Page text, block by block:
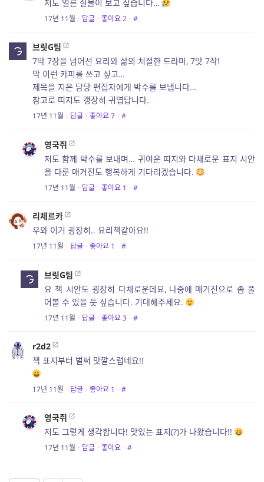
저도 얼른 실물이 보고 싶습니다…
17년 11월 · 답글 · 좋아요2 · #
브릿G팀
7막 7장을 넘어선 요리와 삶의 처절한 드라마, 7맛 7작!
막 이런 카피를 쓰고 싶고…
제목을 지은 담당 편집자에게 박수를 보냅니다…
참고로 띠지도 갱장히 귀엽답니다.
17년 11월 · 답글 · 좋아요7 · #
영국쥐
저도 함께 박수를 보내며… 귀여운 띠지와 다채로운 표지 시안
을 다룬 매거진도 행복하게 기다리겠습니다.
17년 11월 · 답글 · 좋아요 1 · #
리체르카
우와 이거 굉장히.. 요리책같아요!!
17년 11월 · 답글 · 좋아요 1 · #
브릿G팀
요 책 시안도 굉장히 다채로운데요, 나중에 매거진으로 좀 풀
어볼 수 있을 듯 싶습니다. 기대해주세요.
17년 11월 · 답글 · 좋아요3 · #
r2d2
책 표지부터 벌써 맛깔스럽네요!!
17년 11월 · 답글 · 좋아요 1 · #
영국쥐
저도 그렇게 생각합니다! 맛있는 표지(?)가 나왔습니다!!
17년 11월 · 답글 · 좋아요 · #